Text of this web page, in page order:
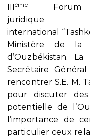
IIIèmeForum
juridique
international
Ministère de la
d’Ouzbékistan. La
Secrétaire
rencontrer S.E. M.
pour discuter des
potentielle de
l’importance de
particulier ceux